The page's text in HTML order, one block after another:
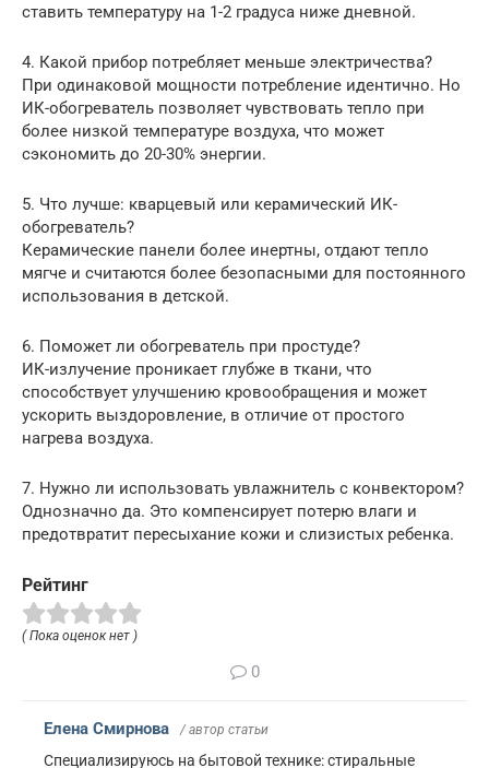
ставить температуру на 1-2 градуса ниже дневной.
4. Какой прибор потребляет меньше электричества?
При одинаковой мощности потребление идентично. Но
ИК-обогреватель позволяет чувствовать тепло при
более низкой температуре воздуха, что может
сэкономить до 20-30% энергии.
5. Что лучше: кварцевый или керамический ИК-
обогреватель?
Керамические панели более инертны, отдают тепло
мягче и считаются более безопасными для постоянного
использования в детской.
6. Поможет ли обогреватель при простуде?
ИК-излучение проникает глубже в ткани, что
способствует улучшению кровообращения и может
ускорить выздоровление, в отличие от простого
нагрева воздуха.
7. Нужно ли использовать увлажнитель с конвектором?
Однозначно да. Это компенсирует потерю влаги и
предотвратит пересыхание кожи и слизистых ребенка.
Рейтинг
( Пока оценок нет )
0
Елена Смирнова / автор статьи
Специализируюсь на бытовой технике: стиральные